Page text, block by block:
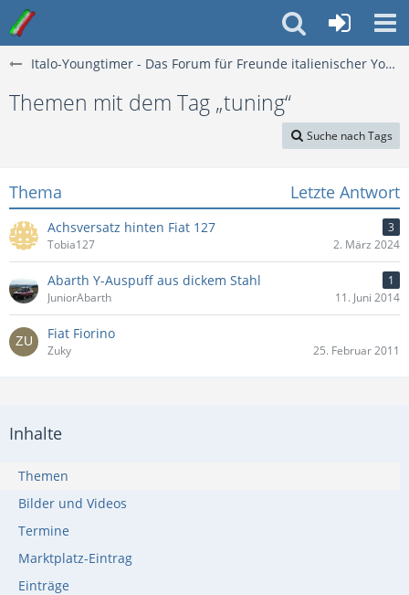
Italo-Youngtimer - Das Forum für Freunde italienischer Young- & Oldtimer
Themen mit dem Tag „tuning“
Suche nach Tags
Thema Letzte Antwort
Achsversatz hinten Fiat 127
3
Tobia127
2. März 2024
Abarth Y-Auspuff aus dickem Stahl
1
JuniorAbarth
11. Juni 2014
Fiat Fiorino
Zuky 25. Februar 2011
Inhalte
Themen
Bilder und Videos
Termine
Marktplatz-Eintrag
Einträge